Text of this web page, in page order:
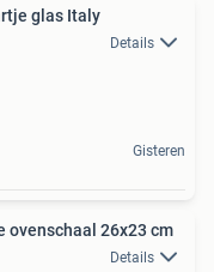
glas Italy
Details
Gisteren
ovenschaal 26x23 cm
Details